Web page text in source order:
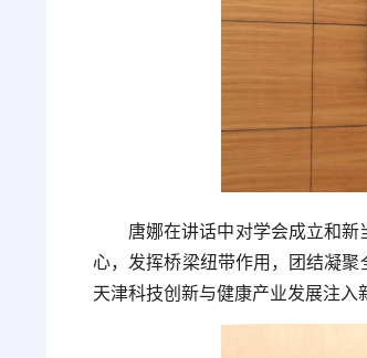
唐娜在讲话中对学会成立和
心，发挥桥梁纽带作用，团结凝
天津科技创新与健康产业发展注入